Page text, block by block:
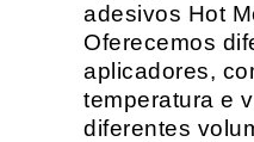
adesivos Hot
Oferecemos
aplicadores,
temperatura e
diferentes